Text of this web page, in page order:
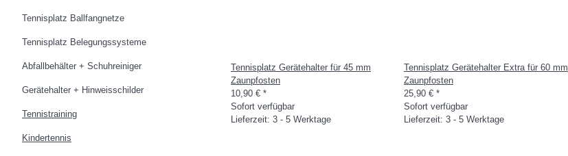
Tennisplatz Gerätehalter für 45 mm
Zaunpfosten
10,90 € *
Sofort verfügbar
Lieferzeit: 3 - 5 Werktage
Tennisplatz Gerätehalter Extra für 60 mm
Zaunpfosten
25,90 € *
Sofort verfügbar
Lieferzeit: 3 - 5 Werktage
Tennisplatz Ballfangnetze
Tennisplatz Belegungssysteme
Abfallbehälter + Schuhreiniger
Gerätehalter + Hinweisschilder
Tennistraining
Kindertennis